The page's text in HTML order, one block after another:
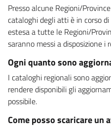
Presso alcune Regioni/
cataloghi degli atti è in corso
estesa a tutte le Regioni/
saranno messi a disposizione i
Ogni quanto sono
I cataloghi regionali sono
rendere disponibili gli
possibile.
Come posso scaricare un